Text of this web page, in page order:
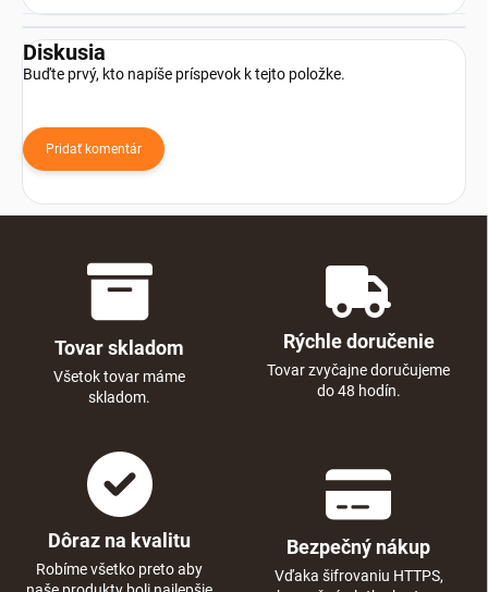
Diskusia
Buďte prvý, kto napíše príspevok k tejto položke.
Pridať komentár
Tovar skladom
Všetok tovar máme
skladom.
Rýchle doručenie
Tovar zvyčajne doručujeme
do 48 hodín.
Dôraz na kvalitu
Robíme všetko preto aby
Bezpečný nákup
Vďaka šifrovaniu HTTPS,